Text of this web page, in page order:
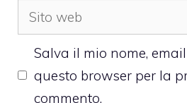
Sito
web
Salva il mio nome,
questo browser per la
commento.